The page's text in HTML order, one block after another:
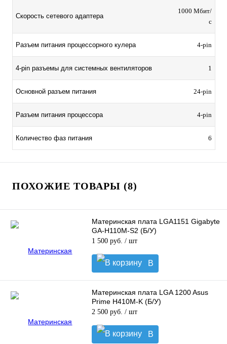
Скорость сетевого адаптера
1000 Мбит/
с
Разъем питания процессорного кулера 4-pin
4-pin разъемы для системных вентиляторов 1
Основной разъем питания 24-pin
Разъем питания процессора 4-pin
Количество фаз питания 6
ПОХОЖИЕ ТОВАРЫ (8)
Материнская плата LGA1151 Gigabyte
GA-H110M-S2 (Б/У)
1 500 руб. / шт
В
корзину
Материнская плата LGA 1200 Asus
Prime H410M-K (Б/У)
2 500 руб. / шт
В